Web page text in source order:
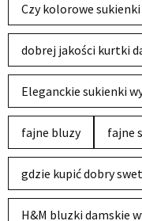
Czy kolorowe sukienki
dobrej jakości kurtki
Eleganckie sukienki
fajne bluzy fajne
gdzie kupić dobry
H&M bluzki damskie